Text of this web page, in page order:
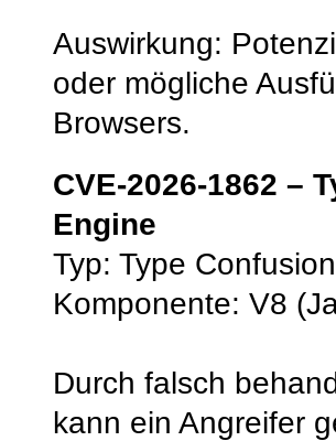
Auswirkung:
oder mögliche
Browsers.
CVE-2026-1862 –
Engine
Typ: Type Confusion
Komponente: V8
Durch falsch
kann ein Angreifer